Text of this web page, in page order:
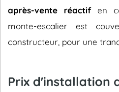
après-vente réactifen
monte-escalier est
constructeur, pour une
Prix d'installation